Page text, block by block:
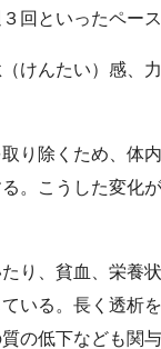
回といったペース
けんたい）感、
り除くため、体
。こうした変化
り、貧血、栄養
いる。長く透析
の低下なども関与